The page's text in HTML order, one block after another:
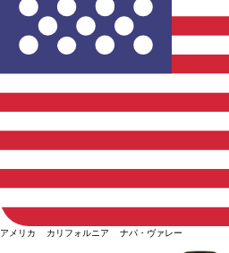
アメリカ カリフォルニア ナパ・ヴァレー